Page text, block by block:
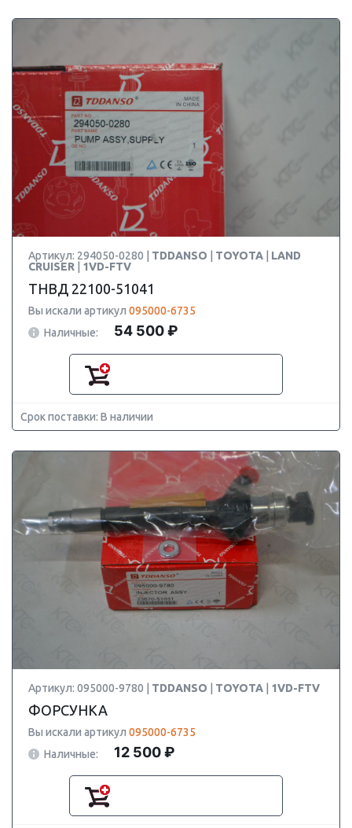
Артикул: 294050-0280 | TDDANSO TOYOTA
LAND
CRUISER
1VD-FTV
ТНВД 22100-51041
Вы искали артикул 095000-6735
Наличные:
54 500 ₽
Срок поставки: В наличии
Артикул: 095000-9780 | TDDANSO TOYOTA 1VD-FTV
ФОРСУНКА
Вы искали артикул 095000-6735
Наличные:
12 500 ₽